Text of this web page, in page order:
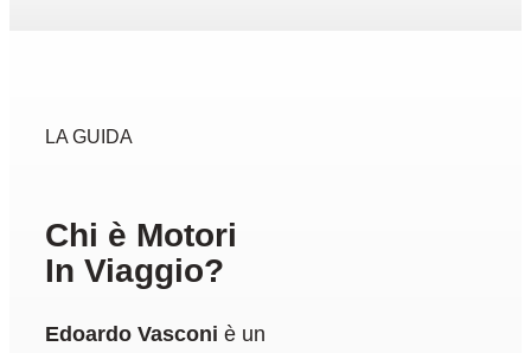
LA GUIDA
Chi è Motori
In Viaggio?
Edoardo Vasconi è un